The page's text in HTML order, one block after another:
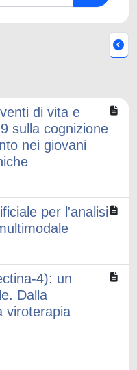
di vita e
sulla cognizione
nei giovani
per l'analisi
4): un
Dalla
viroterapia